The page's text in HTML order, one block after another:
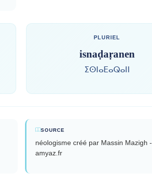
PLURIEL
isnaḍaṛanen
ⵉⵙⵏⴰⴹⴰⵕⴰⵏⵏ
SOURCE
néologisme créé par Massin Mazigh -
amyaz.fr